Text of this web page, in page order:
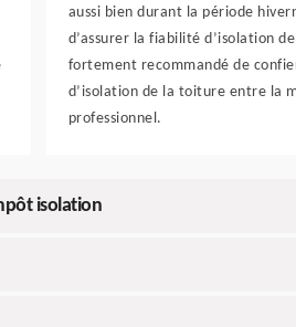
aussi bien durant la période
d’assurer la fiabilité d’isolation
fortement recommandé de
d’isolation de la toiture entre la
professionnel.
isolation